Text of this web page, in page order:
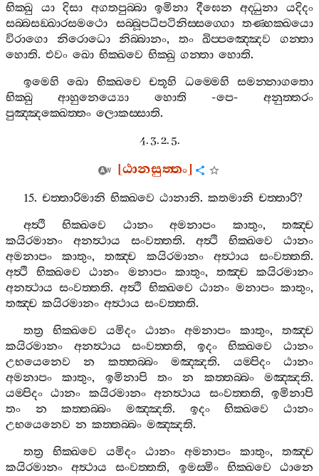
භික‍්ඛු
යා දිසා අගතපුබ‍්බා ඉමිනා දීඝෙන අද‍්ධුනා
යදිදං
සබ‍්බසඞ‍්ඛාරසමථො
සබ‍්බූපධිපටිනිස‍්සග‍්ගො
තණ‍්හක‍්ඛයො
විරාගො
නිරොධො නිබ‍්බානං, තං ඛිප‍්පඤ‍්ඤෙව
ගන‍්තා
හොති. එවං ඛො භික‍්ඛවෙ භික‍්ඛු ගන‍්තා හොති.
ඉමෙහි
ඛො භික‍්ඛවෙ චතූහි ධම‍්මෙහි
සමන‍්නාගතො
භික‍්ඛු
ආහුනෙය්‍යො හොති -පෙ- අනුත‍්තරං
පුඤ‍්ඤක‍්ඛෙත‍්තං ලොකස‍්සාති.
4. 3. 2. 5.
[ඨානසුත‍්තං]
15. චත‍්තාරිමානි භික‍්ඛවෙ ඨානානි. කතමානි චත‍්තාරි?
අත්‍ථි
භික‍්ඛවෙ ඨානං අමනාපං කාතුං,තඤ‍්ච
කයිරමානං
අනත්‍ථාය සංවත‍්තති. අත්‍ථි භික‍්ඛවෙ
ඨානං
අමනාපං
කාතුං,තඤ‍්ච කයිරමානං අත්‍ථාය සංවත‍්තති.
අත්‍ථි
භික‍්ඛවෙ ඨානං මනාපං කාතුං, තඤ‍්ච
කයිරමානං
අනත්‍ථාය සංවත‍්තති.අත්‍ථි භික‍්ඛවෙ ඨානං මනාපං කාතුං,
තඤ‍්ච කයිරමානං අත්‍ථාය සංවත‍්තති.
තත්‍ර
භික‍්ඛවෙ යමිදං ඨානං අමනාපං කාතුං, තඤ‍්ච
කයිරමානං
අනත්‍ථාය සංවත‍්තති, ඉදං භික‍්ඛවෙ
ඨානං
උභයෙනෙව
න කත‍්තබ‍්බං මඤ‍්ඤති. යම‍්පිදං
ඨානං
අමනාපං
කාතුං, ඉමිනාපි තං න කත‍්තබ‍්බං මඤ‍්ඤති.
යම‍්පිදං
ඨානං කයිරමානං අනත්‍ථාය සංවත‍්තති,ඉමිනාපි
තං
න කත‍්තබ‍්බං මඤ‍්ඤති. ඉදං භික‍්ඛවෙ
ඨානං
උභයෙනෙව න කත‍්තබ‍්බං මඤ‍්ඤති.
තත්‍ර
භික‍්ඛවෙ යමිදං ඨානං අමනාපං කාතුං, තඤ‍්ච
කයිරමානං
අත්‍ථාය සංවත‍්තති, ඉමස‍්මිං භික‍්ඛවෙ
ඨානෙ